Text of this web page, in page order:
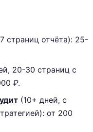
страниц отчёта): 25-
20-30 страниц с
₽.
(10+ дней, с
от 200